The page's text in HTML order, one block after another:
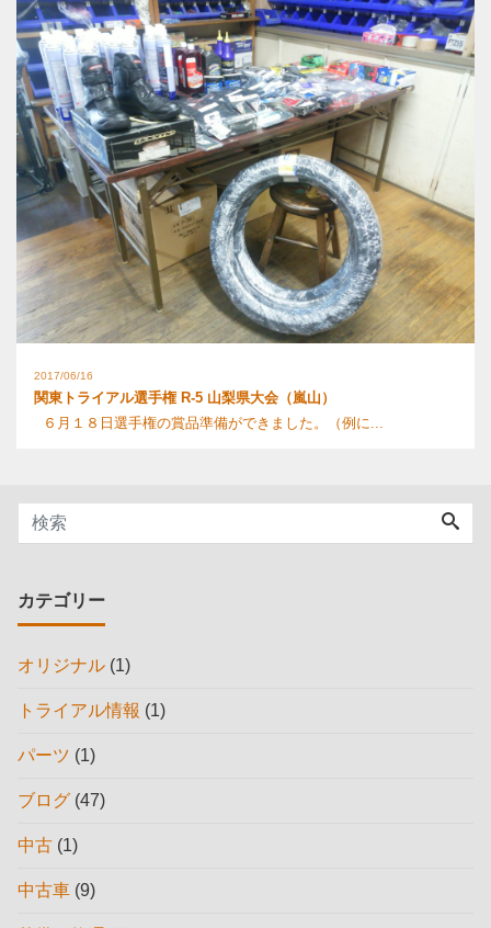
2017/06/16
関東トライアル選手権 R-5 山梨県大会（嵐山）
６月１８日選手権の賞品準備ができました。（例に...
カテゴリー
オリジナル (1)
トライアル情報 (1)
パーツ (1)
ブログ (47)
中古 (1)
中古車 (9)